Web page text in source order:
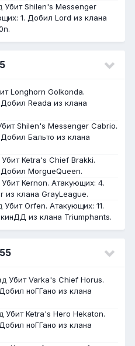
Убит Shilen's Messenger
1. Добил Lord из клана
Longhorn Golkonda.
Reada из клана
Shilen's Messenger Cabrio.
Бальто из клана
Убит Ketra's Chief Brakki.
MorgueQueen.
Убит Kernon. Атакующих: 4.
из клана GrayLeague.
Убит Orfen. Атакующих: 11.
из клана Triumphants.
Убит Varka's Chief Horus.
ноГГано из клана
Убит Ketra's Hero Hekaton.
ноГГано из клана